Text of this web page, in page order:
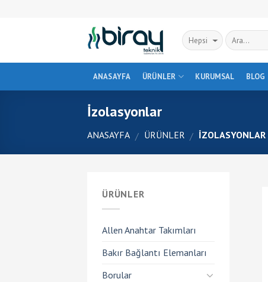
ANASAYFA ÜRÜNLER KURUMSAL BLOG
İzolasyonlar
ANASAYFA / ÜRÜNLER / İZOLASYONLAR
ÜRÜNLER
Allen Anahtar Takımları
Bakır Bağlantı Elemanları
Borular